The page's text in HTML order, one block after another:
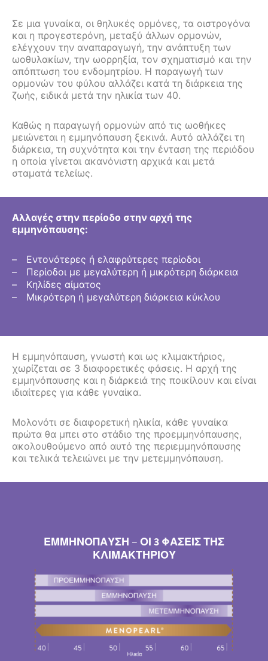
Σε μια γυναίκα, οι θηλυκές ορμόνες, τα οιστρογόνα
και η προγεστερόνη, μεταξύ άλλων ορμονών,
ελέγχουν την αναπαραγωγή, την ανάπτυξη των
ωοθυλακίων, την ωορρηξία, τον σχηματισμό και την
απόπτωση του ενδομητρίου. Η παραγωγή των
ορμονών του φύλου αλλάζει κατά τη διάρκεια της
ζωής, ειδικά μετά την ηλικία των 40.
Καθώς η παραγωγή ορμονών από τις ωοθήκες
μειώνεται η εμμηνόπαυση ξεκινά. Αυτό αλλάζει τη
διάρκεια, τη συχνότητα και την ένταση της περιόδου
η οποία γίνεται ακανόνιστη αρχικά και μετά
σταματά τελείως.
Αλλαγές στην περίοδο στην αρχή της
εμμηνόπαυσης:
Εντονότερες ή ελαφρύτερες περίοδοι
Περίοδοι με μεγαλύτερη ή μικρότερη διάρκεια
Κηλίδες αίματος
Μικρότερη ή μεγαλύτερη διάρκεια κύκλου
Η εμμηνόπαυση, γνωστή και ως κλιμακτήριος,
χωρίζεται σε 3 διαφορετικές φάσεις. Η αρχή της
εμμηνόπαυσης και η διάρκειά της ποικίλουν και είναι
ιδιαίτερες για κάθε γυναίκα.
Μολονότι σε διαφορετική ηλικία, κάθε γυναίκα
πρώτα θα μπει στο στάδιο της προεμμηνόπαυσης,
ακολουθούμενο από αυτό της περιεμμηνόπαυσης
και τελικά τελειώνει με την μετεμμηνόπαυση.
ΕΜΜΗΝΟΠΑΥΣΗ – ΟΙ 3 ΦΑΣΕΙΣ ΤΗΣ
ΚΛΙΜΑΚΤΗΡΙΟΥ